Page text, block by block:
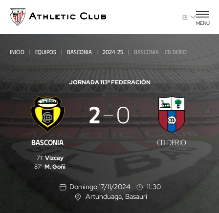
contenido
principal
ES
MENÚ
INICIO EQUIPOS BASCONIA 2024-25 BASCONIA - CD DERIO
JORNADA 113ª FEDERACIÓN
Basconia
-
CD
Derio
BASCONIA
2 0
CD DERIO
71' Vizcay
87' M. Goñi
Domingo 17/11/2024
11:30
U
Artunduaga, Basauri